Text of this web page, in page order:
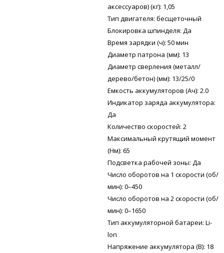
аксессуаров) (кг): 1,05
Тип двигателя: бесщеточный
Блокировка шпинделя: Да
Время зарядки (ч): 50 мин
Диаметр патрона (мм): 13
Диаметр сверления (металл/
дерево/бетон) (мм): 13/25/0
Емкость аккумуляторов (Ач): 2.0
Индикатор заряда аккумулятора:
Да
Количество скоростей: 2
Максимальный крутящий момент
(Нм): 65
Подсветка рабочей зоны: Да
Число оборотов на 1 скорости (об/
мин): 0–450
Число оборотов на 2 скорости (об/
мин): 0–1650
Тип аккумуляторной батареи: Li-
lon
Напряжение аккумулятора (В): 18